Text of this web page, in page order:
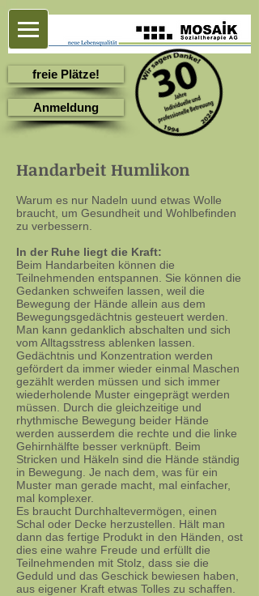
freie Plätze!
Anmeldung
Handarbeit Humlikon
Warum es nur Nadeln uund etwas Wolle
braucht, um Gesundheit und Wohlbefinden
zu verbessern.
In der Ruhe liegt die Kraft:
Beim Handarbeiten können die
Teilnehmenden entspannen. Sie können die
Gedanken schweifen lassen, weil die
Bewegung der Hände allein aus dem
Bewegungsgedächtnis gesteuert werden.
Man kann gedanklich abschalten und sich
vom Alltagsstress ablenken lassen.
Gedächtnis und Konzentration werden
gefördert da immer wieder einmal Maschen
gezählt werden müssen und sich immer
wiederholende Muster eingeprägt werden
müssen. Durch die gleichzeitige und
rhythmische Bewegung beider Hände
werden ausserdem die rechte und die linke
Gehirnhälfte besser verknüpft. Beim
Stricken und Häkeln sind die Hände ständig
in Bewegung. Je nach dem, was für ein
Muster man gerade macht, mal einfacher,
mal komplexer.
Es braucht Durchhaltevermögen, einen
Schal oder Decke herzustellen. Hält man
dann das fertige Produkt in den Händen, ost
dies eine wahre Freude und erfüllt die
Teilnehmenden mit Stolz, dass sie die
Geduld und das Geschick bewiesen haben,
aus eigener Kraft etwas Tolles zu schaffen.